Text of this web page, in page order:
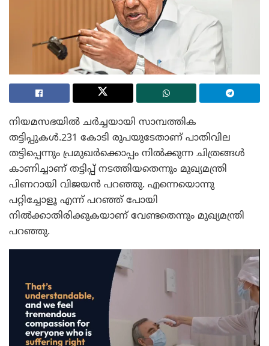
നിയമസഭയിൽ ചർച്ചയായി സാമ്പത്തിക
തട്ടിപ്പുകൾ.231 കോടി രൂപയുടേതാണ് പാതിവില
തട്ടിപ്പെന്നും പ്രമുഖർക്കൊപ്പം നിൽക്കുന്ന ചിത്രങ്ങൾ
കാണിച്ചാണ് തട്ടിപ്പ് നടത്തിയതെന്നും മുഖ്യമന്ത്രി
പിണറായി വിജയൻ പറഞ്ഞു. എന്നെയൊന്നു
പറ്റിച്ചോളൂ എന്ന് പറഞ്ഞ് പോയി
നിൽക്കാതിരിക്കുകയാണ് വേണ്ടതെന്നും മുഖ്യമന്ത്രി
പറഞ്ഞു.